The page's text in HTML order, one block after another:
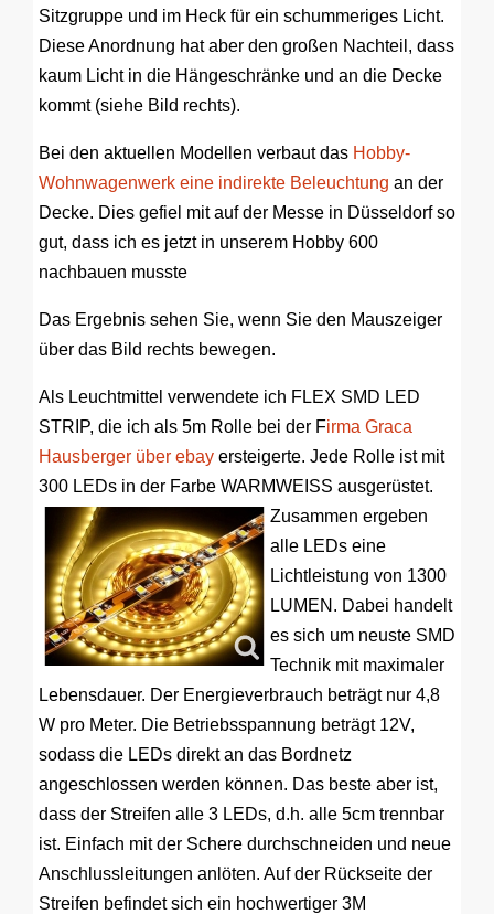
Sitzgruppe und im Heck für ein schummeriges Licht.
Diese Anordnung hat aber den großen Nachteil, dass
kaum Licht in die Hängeschränke und an die Decke
kommt (siehe Bild rechts).
Bei den aktuellen Modellen verbaut das Hobby-
Wohnwagenwerk eine indirekte Beleuchtung an der
Decke. Dies gefiel mit auf der Messe in Düsseldorf so
gut, dass ich es jetzt in unserem Hobby 600
nachbauen musste
Das Ergebnis sehen Sie, wenn Sie den Mauszeiger
über das Bild rechts bewegen.
Als Leuchtmittel verwendete ich FLEX SMD LED
STRIP, die ich als 5m Rolle bei der Firma Graca
Hausberger über ebay ersteigerte. Jede Rolle ist mit
300 LEDs in der Farbe WARMWEISS ausgerüstet.
Zusammen ergeben
alle LEDs eine
Lichtleistung von 1300
LUMEN. Dabei handelt
es sich um neuste SMD
Technik mit maximaler
Lebensdauer. Der Energieverbrauch beträgt nur 4,8
W pro Meter. Die Betriebsspannung beträgt 12V,
sodass die LEDs direkt an das Bordnetz
angeschlossen werden können. Das beste aber ist,
dass der Streifen alle 3 LEDs, d.h. alle 5cm trennbar
ist. Einfach mit der Schere durchschneiden und neue
Anschlussleitungen anlöten. Auf der Rückseite der
Streifen befindet sich ein hochwertiger 3M